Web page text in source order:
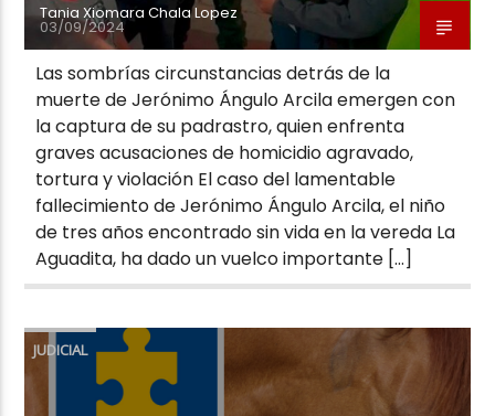
Tania Xiomara Chala Lopez
03/09/2024
Las sombrías circunstancias detrás de la
muerte de Jerónimo Ángulo Arcila emergen con
la captura de su padrastro, quien enfrenta
graves acusaciones de homicidio agravado,
tortura y violación El caso del lamentable
fallecimiento de Jerónimo Ángulo Arcila, el niño
de tres años encontrado sin vida en la vereda La
Aguadita, ha dado un vuelco importante […]
JUDICIAL